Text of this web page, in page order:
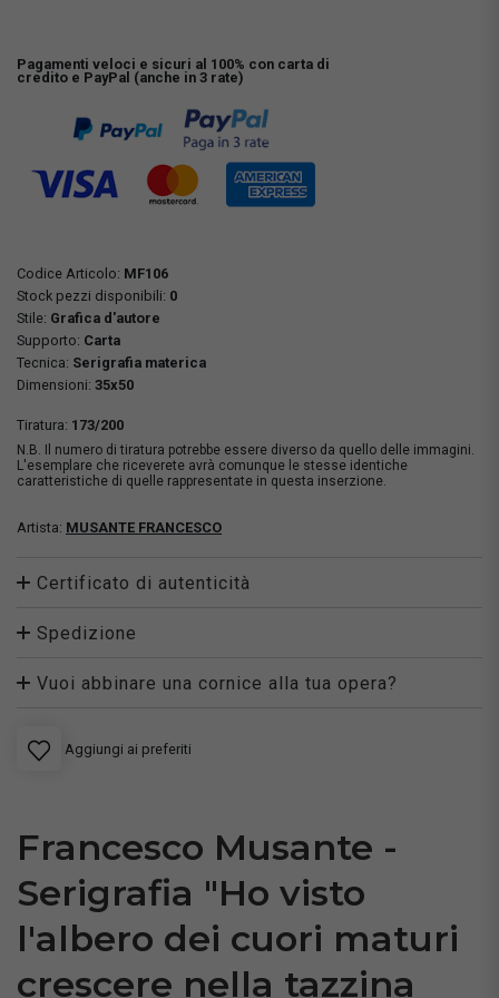
Pagamenti veloci e sicuri al 100% con carta di
credito e PayPal (anche in 3 rate)
Codice Articolo: MF106
Stock pezzi disponibili: 0
Stile: Grafica d'autore
Supporto: Carta
Tecnica: Serigrafia materica
Dimensioni: 35x50
Tiratura: 173/200
N.B. Il numero di tiratura potrebbe essere diverso da quello delle immagini.
L'esemplare che riceverete avrà comunque le stesse identiche
caratteristiche di quelle rappresentate in questa inserzione.
Artista: MUSANTE FRANCESCO
Certificato di autenticità
Spedizione
Vuoi abbinare una cornice alla tua opera?
Aggiungi ai preferiti
Francesco Musante -
Serigrafia "Ho visto
l'albero dei cuori maturi
crescere nella tazzina